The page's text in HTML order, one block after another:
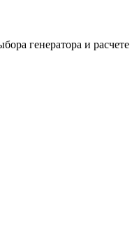
генератора и